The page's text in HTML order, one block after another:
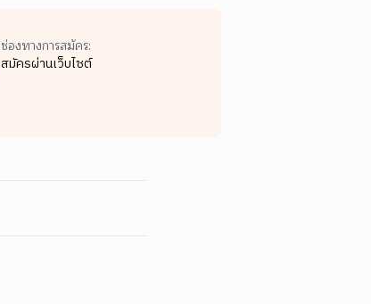
ช่องทางการสมัคร:
สมัครผ่านเว็บไซต์